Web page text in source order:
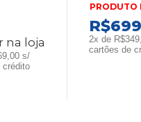
na loja
s/
crédito
R$
PRODUTO
2x de R$
cartões de